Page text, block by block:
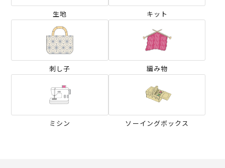
生地 キット
刺し子 編み物
ミシン ソーイングボックス